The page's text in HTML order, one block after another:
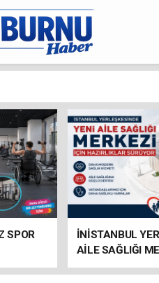
SPOR
İNİSTANBUL
AİLE SAĞLIĞI
HAZIRLIKLAR